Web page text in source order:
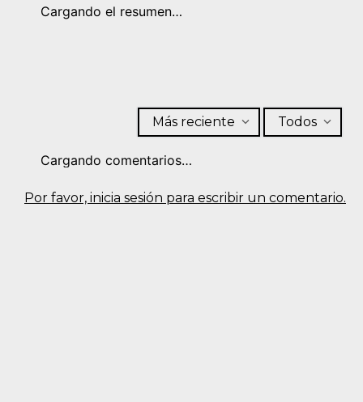
Cargando el resumen…
Por favor, inicia sesión para escribir un comentario.
Más reciente Todos
Cargando comentarios…